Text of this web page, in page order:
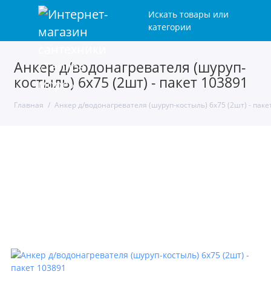
Искать товары или
категории
Анкер д/водонагревателя (шуруп-
костыль) 6х75 (2шт) - пакет 103891
Главная Анкер д/водонагревателя (шуруп-костыль) 6х75 (2шт) -